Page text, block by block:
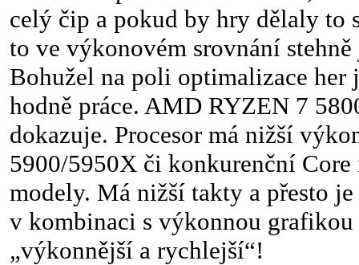
celý čip a pokud by hry dělaly to
to ve výkonovém srovnání
Bohužel na poli optimalizace her
hodně práce. AMD RYZEN 7
dokazuje. Procesor má nižší
5900/5950X či konkurenční
modely. Má nižší takty a přesto
v kombinaci s výkonnou
„výkonnější a rychlejší“!